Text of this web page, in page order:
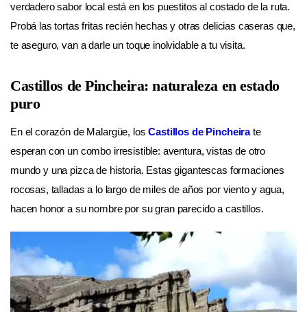
verdadero sabor local está en los puestitos al costado de la ruta.
Probá las tortas fritas recién hechas y otras delicias caseras que,
te aseguro, van a darle un toque inolvidable a tu visita.
Castillos de Pincheira: naturaleza en estado
puro
En el corazón de Malargüe, losCastillos de Pincheirate
esperan con un combo irresistible: aventura, vistas de otro
mundo y una pizca de historia. Estas gigantescas formaciones
rocosas, talladas a lo largo de miles de años por viento y agua,
hacen honor a su nombre por su gran parecido a castillos.